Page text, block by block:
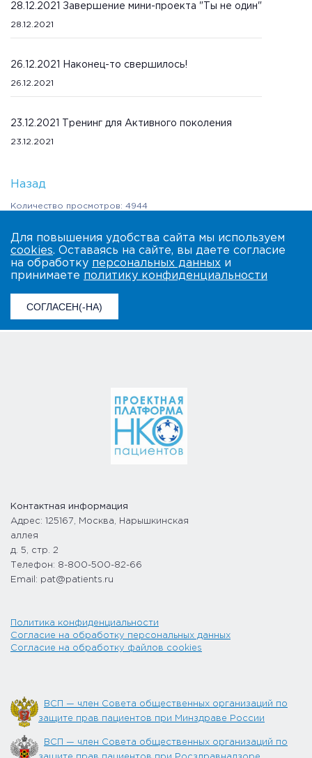
28.12.2021 Завершение мини-проекта "Ты не один"
28.12.2021
26.12.2021 Наконец-то свершилось!
26.12.2021
23.12.2021 Тренинг для Активного поколения
23.12.2021
Назад
Количество просмотров: 4944
Для повышения удобства сайта мы используем
cookies. Оставаясь на сайте, вы даете согласие
на обработку персональных данных и
принимаете политику конфиденциальности
СОГЛАСЕН(-НА)
Контактная информация
Адрес: 125167, Москва, Нарышкинская
аллея
д. 5, стр. 2
Телефон: 8-800-500-82-66
Email: pat@patients.ru
Политика конфиденциальности
Согласие на обработку персональных данных
Согласие на обработку файлов cookies
ВСП — член Совета общественных организаций по
защите прав пациентов при Минздраве России
ВСП — член Совета общественных организаций по